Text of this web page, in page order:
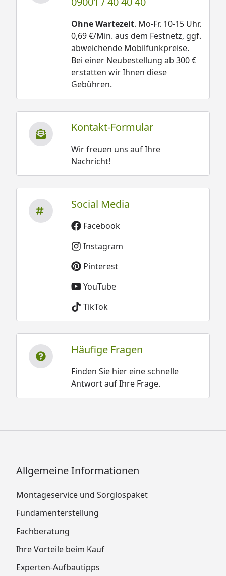
Ohne Wartezeit. Mo-Fr. 10-15 Uhr.
0,69 €/Min. aus dem Festnetz, ggf.
abweichende Mobilfunkpreise.
Bei einer Neubestellung ab 300 €
erstatten wir Ihnen diese
Gebühren.
Kontakt-Formular
Wir freuen uns auf Ihre
Nachricht!
Social Media
Facebook
Instagram
Pinterest
YouTube
TikTok
Häufige Fragen
Finden Sie hier eine schnelle
Antwort auf Ihre Frage.
Allgemeine Informationen
Montageservice und Sorglospaket
Fundamenterstellung
Fachberatung
Ihre Vorteile beim Kauf
Experten-Aufbautipps